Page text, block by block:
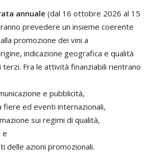
annuale (dal 16 ottobre 2026 al 15
prevedere un insieme coerente
promozione dei vini a
indicazione geografica e qualità
Fra le attività finanziabili rientrano
e pubblicità,
fiere ed eventi internazionali,
sui regimi di qualità,
e
delle azioni promozionali.